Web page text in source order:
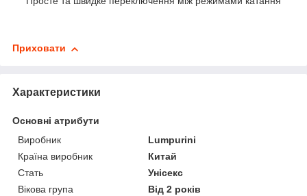
Приховати
Характеристики
Основні атрибути
Виробник
Lumpurini
Країна виробник
Китай
Стать
Унісекс
Вікова група
Від 2 років